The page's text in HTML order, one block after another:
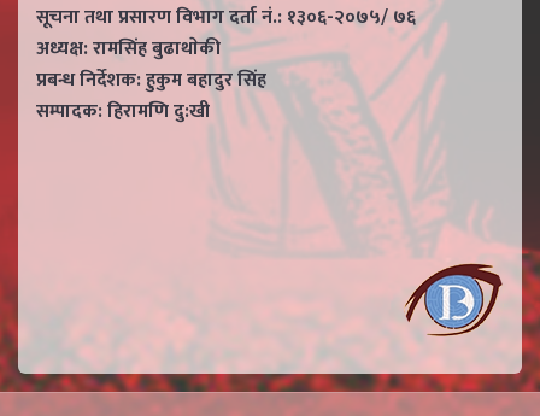
सूचना तथा प्रसारण विभाग दर्ता नं.: १३०६-२०७५/ ७६
अध्यक्ष: रामसिंह बुढाथाेकी
प्रबन्ध निर्देशक: हुकुम बहादुर सिंह
सम्पादक: हिरामणि दु:खी